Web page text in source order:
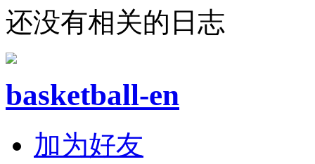
还没有相关的日志
basketball-en
加为好友